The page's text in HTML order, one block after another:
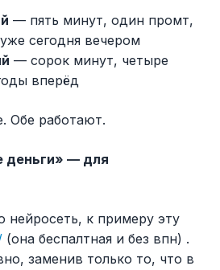
— пять минут, один промт,
сегодня вечером
— сорок минут, четыре
вперёд
Обе работают.
— для
к примеру эту
(она беспалтная и без впн) .
заменив только то, что в